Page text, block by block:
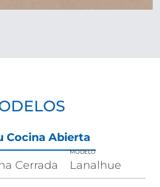
Cocina Abierta
Cerrada
MODELO
Lanalhue